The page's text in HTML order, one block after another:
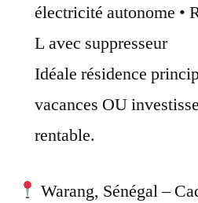
électricité autonome •
L avec suppresseur
Idéale résidence
vacances OU
rentable.
Warang, Sénégal –